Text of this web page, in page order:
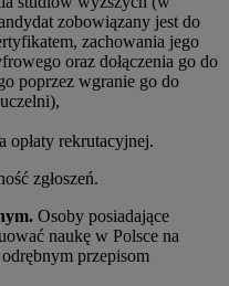
zobowiązany jest do
zachowania jego
oraz dołączenia go do
poprzez wgranie go do
opłaty rekrutacyjnej.
zgłoszeń.
Osoby posiadające
naukę w Polsce na
przepisom